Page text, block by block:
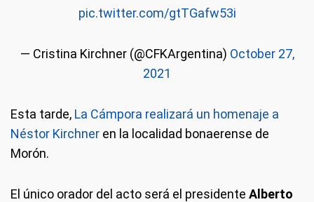
pic.twitter.com/gtTGafw53i
— Cristina Kirchner (@CFKArgentina) October 27,
2021
Esta tarde, La Cámpora realizará un homenaje a
Néstor Kirchner en la localidad bonaerense de
Morón.
El único orador del acto será el presidente Alberto